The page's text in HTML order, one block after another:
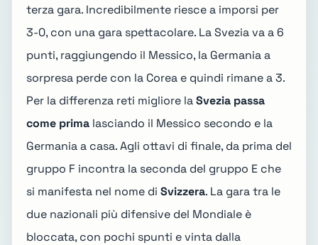
terza gara. Incredibilmente riesce a imporsi per
3-0, con una gara spettacolare. La Svezia va a 6
punti, raggiungendo il Messico, la Germania a
sorpresa perde con la Corea e quindi rimane a 3.
Per la differenza reti migliore laSvezia passa
come prima lasciando il Messico secondo e la
Germania a casa. Agli ottavi di finale, da prima del
gruppo F incontra la seconda del gruppo E che
si manifesta nel nome di Svizzera. La gara tra le
due nazionali più difensive del Mondiale è
bloccata, con pochi spunti e vinta dalla